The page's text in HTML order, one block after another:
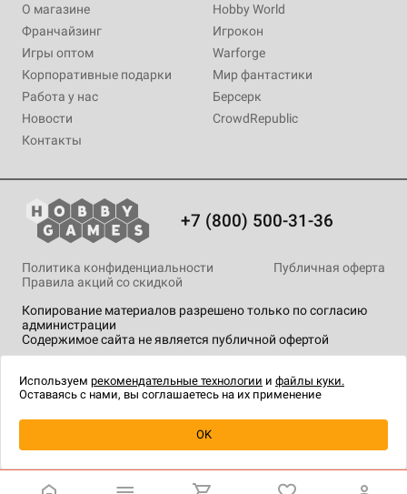
О магазине
Франчайзинг
Игры оптом
Корпоративные подарки
Работа у нас
Новости
Контакты
Hobby World
Игрокон
Warforge
Мир фантастики
Берсерк
CrowdRepublic
+7 (800) 500-31-36
Копирование материалов разрешено только по согласию
администрации
Содержимое сайта не является публичной офертой
Политика конфиденциальности
Публичная оферта
Правила акций со скидкой
технологии .
Используем рекомендательные технологии и файлы куки.
Оставаясь с нами, вы соглашаетесь на их применение
OK